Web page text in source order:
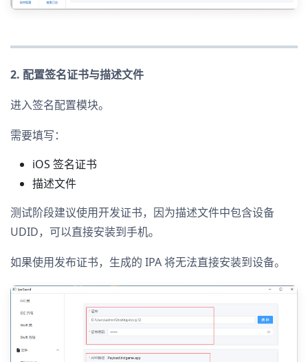
2. 配置签名证书与描述文件
进入签名配置模块。
需要填写：
iOS 签名证书
描述文件
测试阶段建议使用开发证书，因为描述文件中包含设备
UDID，可以直接安装到手机。
如果使用发布证书，生成的 IPA 将无法直接安装到设备。